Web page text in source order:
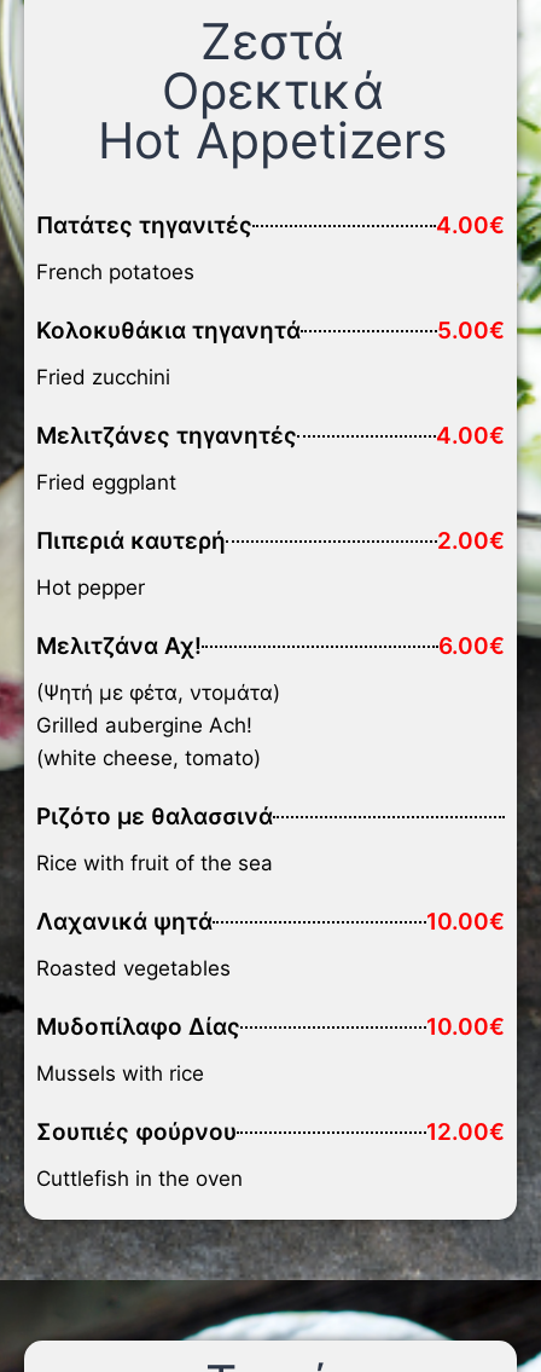
Ζεστά
Ορεκτικά
Hot Appetizers
Πατάτες τηγανιτές 4.00€
French potatoes
Κολοκυθάκια τηγανητά 5.00€
Fried zucchini
Μελιτζάνες τηγανητές 4.00€
Fried eggplant
Πιπεριά καυτερή 2.00€
Hot pepper
Μελιτζάνα Αχ! 6.00€
(Ψητή με φέτα, ντομάτα)
Grilled aubergine Ach!
(white cheese, tomato)
Ριζότο με θαλασσινά
Rice with fruit of the sea
Λαχανικά ψητά 10.00€
Roasted vegetables
Μυδοπίλαφο Δίας 10.00€
Mussels with rice
Σουπιές φούρνου 12.00€
Cuttlefish in the oven